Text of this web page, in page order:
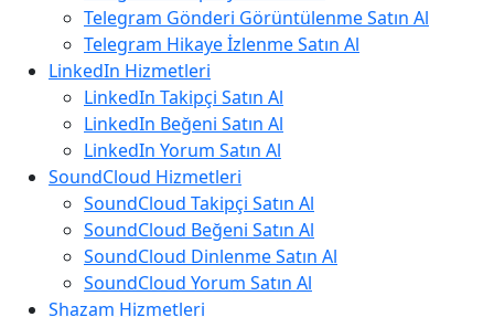
Telegram Gönderi Görüntülenme Satın Al
Telegram Hikaye İzlenme Satın Al
LinkedIn Hizmetleri
LinkedIn Takipçi Satın Al
LinkedIn Beğeni Satın Al
LinkedIn Yorum Satın Al
SoundCloud Hizmetleri
SoundCloud Takipçi Satın Al
SoundCloud Beğeni Satın Al
SoundCloud Dinlenme Satın Al
SoundCloud Yorum Satın Al
Shazam Hizmetleri